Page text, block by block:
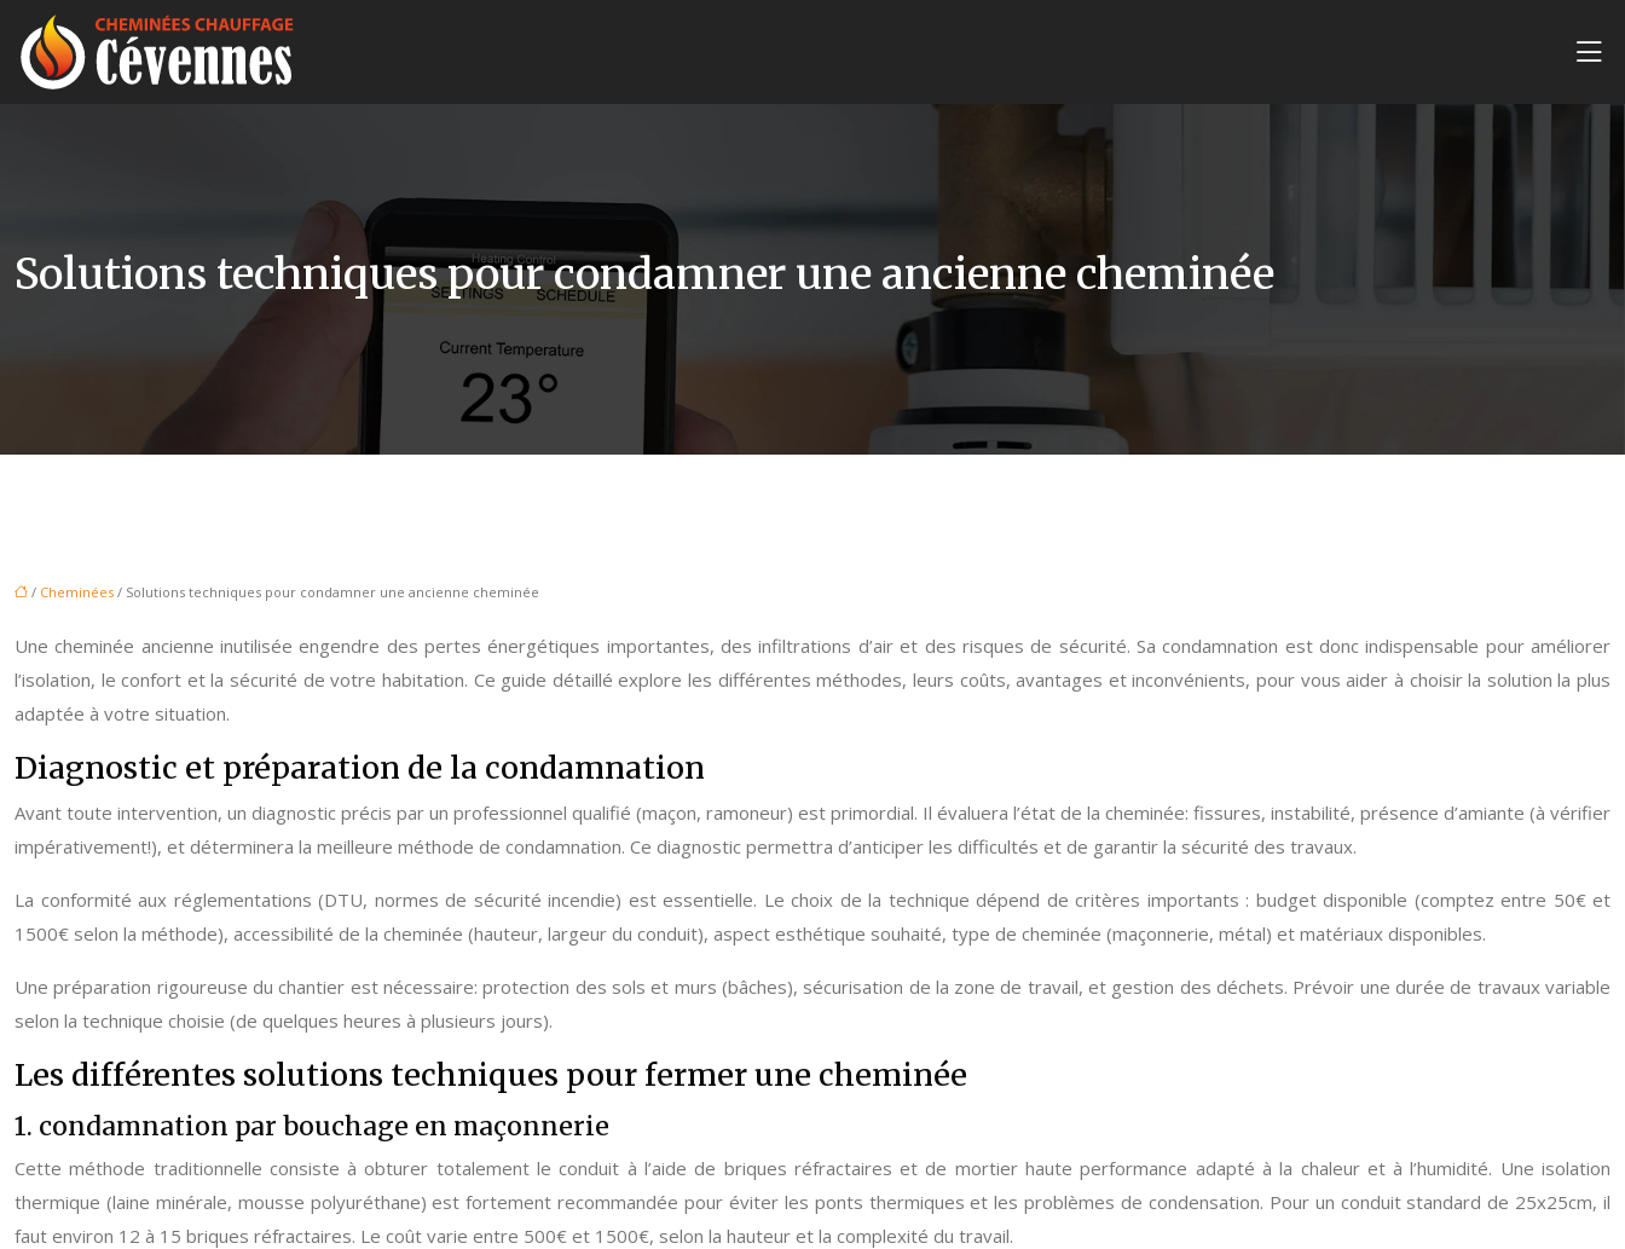
Solutions techniques pour condamner une ancienne cheminée
/ Cheminées / Solutions techniques pour condamner une ancienne cheminée
Une cheminée ancienne inutilisée engendre des pertes énergétiques importantes, des infiltrations d’air et des risques de sécurité. Sa condamnation est donc indispensable pour améliorer
l’isolation, le confort et la sécurité de votre habitation. Ce guide détaillé explore les différentes méthodes, leurs coûts, avantages et inconvénients, pour vous aider à choisir la solution la plus
adaptée à votre situation.
Diagnostic et préparation de la condamnation
Avant toute intervention, un diagnostic précis par un professionnel qualifié (maçon, ramoneur) est primordial. Il évaluera l’état de la cheminée: fissures, instabilité, présence d’amiante (à vérifier
impérativement!), et déterminera la meilleure méthode de condamnation. Ce diagnostic permettra d’anticiper les difficultés et de garantir la sécurité des travaux.
La conformité aux réglementations (DTU, normes de sécurité incendie) est essentielle. Le choix de la technique dépend de critères importants : budget disponible (comptez entre 50€ et
1500€ selon la méthode), accessibilité de la cheminée (hauteur, largeur du conduit), aspect esthétique souhaité, type de cheminée (maçonnerie, métal) et matériaux disponibles.
Une préparation rigoureuse du chantier est nécessaire: protection des sols et murs (bâches), sécurisation de la zone de travail, et gestion des déchets. Prévoir une durée de travaux variable
selon la technique choisie (de quelques heures à plusieurs jours).
Les différentes solutions techniques pour fermer une cheminée
1. condamnation par bouchage en maçonnerie
Cette méthode traditionnelle consiste à obturer totalement le conduit à l’aide de briques réfractaires et de mortier haute performance adapté à la chaleur et à l’humidité. Une isolation
thermique (laine minérale, mousse polyuréthane) est fortement recommandée pour éviter les ponts thermiques et les problèmes de condensation. Pour un conduit standard de 25x25cm, il
faut environ 12 à 15 briques réfractaires. Le coût varie entre 500€ et 1500€, selon la hauteur et la complexité du travail.